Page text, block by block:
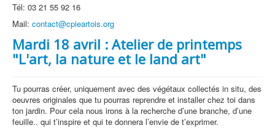
Tél: 03 21 55 92 16
Mail: contact@cpieartois.org
Mardi 18 avril : Atelier de printemps
"L'art, la nature et le land art"
Tu pourras créer, uniquement avec des végétaux collectés in situ, des
oeuvres originales que tu pourras reprendre et installer chez toi dans
ton jardin. Pour cela nous irons à la recherche d’une branche, d’une
feuille.. qui t’inspire et qui te donnera l’envie de t’exprimer.